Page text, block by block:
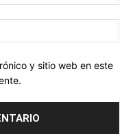
y sitio web en este